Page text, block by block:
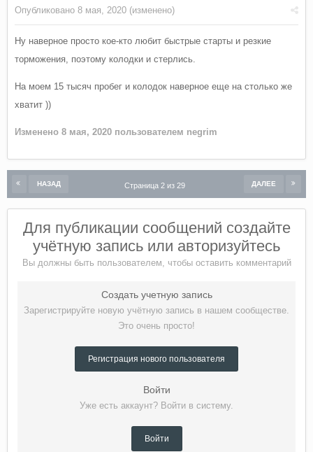
Опубликовано 8 мая, 2020 (изменено)
Ну наверное просто кое-кто любит быстрые старты и резкие
торможения, поэтому колодки и стерлись.
На моем 15 тысяч пробег и колодок наверное еще на столько же
хватит ))
Изменено 8 мая, 2020 пользователем negrim
НАЗАД ДАЛЕЕ
Страница 2 из 29
Для публикации сообщений создайте
учётную запись или авторизуйтесь
Вы должны быть пользователем, чтобы оставить комментарий
Создать учетную запись
Зарегистрируйте новую учётную запись в нашем сообществе.
Это очень просто!
Регистрация нового пользователя
Войти
Уже есть аккаунт? Войти в систему.
Войти